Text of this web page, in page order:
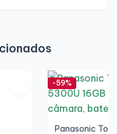
-59%
Panasonic